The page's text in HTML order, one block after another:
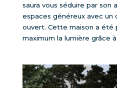
saura vous séduire par son
espaces généreux avec un
ouvert. Cette maison a été
maximum la lumière grâce